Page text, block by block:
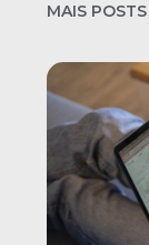
MAIS POSTS